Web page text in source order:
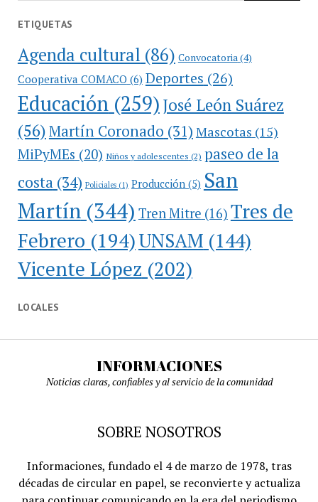
ETIQUETAS
Agenda cultural (86) Convocatoria (4)
Cooperativa COMACO(6) Deportes (26)
Educación(259)José León Suárez
(56)Martín Coronado (31) Mascotas (15)
MiPyMEs (20) Niños y adolescentes (2) paseo de la
costa(34) Policiales(1) Producción(5) San
Martín(344) Tren Mitre (16) Tres de
Febrero (194)UNSAM (144)
Vicente López (202)
LOCALES
INFORMACIONES
Noticias claras, confiables y al servicio de la comunidad
SOBRE NOSOTROS
Informaciones, fundado el 4 de marzo de 1978, tras
décadas de circular en papel, se reconvierte y actualiza